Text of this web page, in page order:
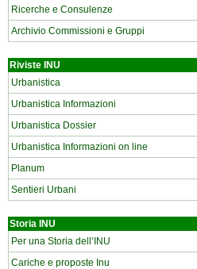
Ricerche e Consulenze
Archivio Commissioni e Gruppi
Riviste INU
Urbanistica
Urbanistica Informazioni
Urbanistica Dossier
Urbanistica Informazioni on line
Planum
Sentieri Urbani
Storia INU
Per una Storia dell’INU
Cariche e proposte Inu